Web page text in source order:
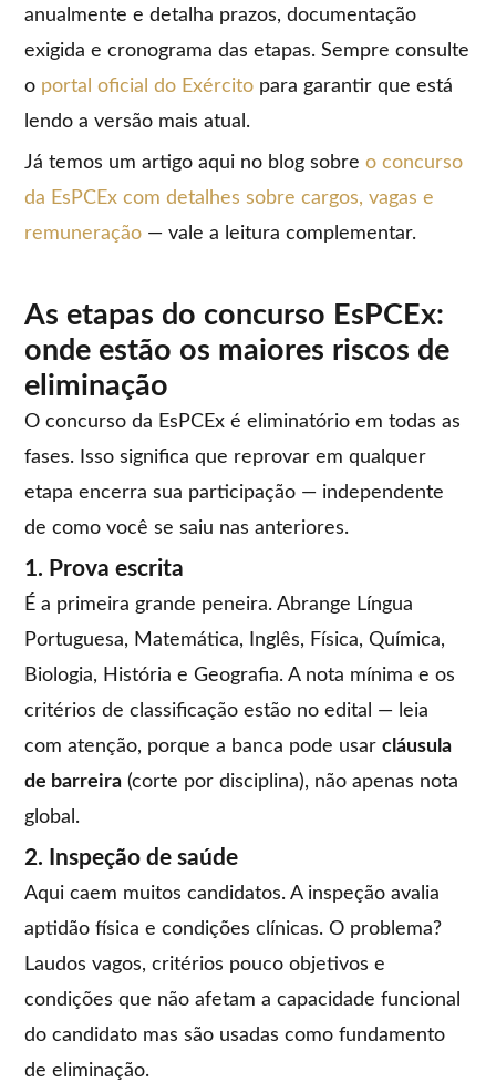
anualmente e detalha prazos, documentação
exigida e cronograma das etapas. Sempre consulte
o portal oficial do Exército para garantir que está
lendo a versão mais atual.
Já temos um artigo aqui no blog sobreo concurso
da EsPCEx com detalhes sobre cargos, vagas e
remuneração — vale a leitura complementar.
As etapas do concurso EsPCEx:
onde estão os maiores riscos de
eliminação
O concurso da EsPCEx é eliminatório em todas as
fases. Isso significa que reprovar em qualquer
etapa encerra sua participação — independente
de como você se saiu nas anteriores.
1. Prova escrita
É a primeira grande peneira. Abrange Língua
Portuguesa, Matemática, Inglês, Física, Química,
Biologia, História e Geografia. A nota mínima e os
critérios de classificação estão no edital — leia
com atenção, porque a banca pode usarcláusula
de barreira (corte por disciplina), não apenas nota
global.
2. Inspeção de saúde
Aqui caem muitos candidatos. A inspeção avalia
aptidão física e condições clínicas. O problema?
Laudos vagos, critérios pouco objetivos e
condições que não afetam a capacidade funcional
do candidato mas são usadas como fundamento
de eliminação.